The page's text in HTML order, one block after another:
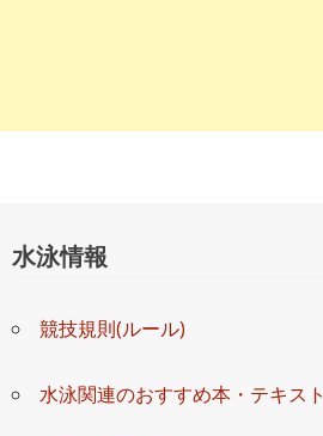
水泳情報
競技規則(ルール)
水泳関連のおすすめ本・テキスト